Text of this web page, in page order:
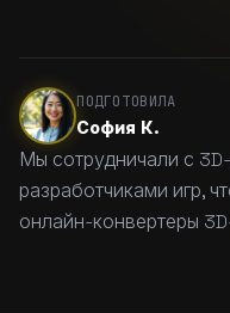
ПОДГОТОВИЛА
София К.
Мы сотрудничали с
разработчиками игр,
онлайн-конвертеры